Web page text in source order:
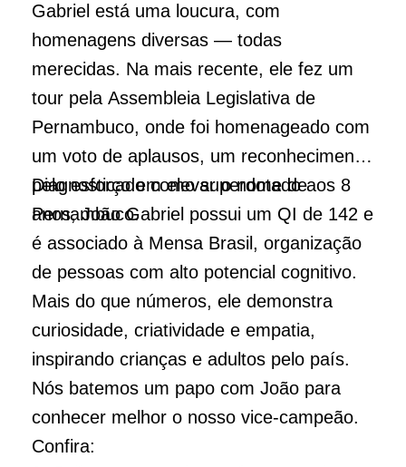
Gabriel está uma loucura, com
homenagens diversas — todas
merecidas. Na mais recente, ele fez um
tour pela Assembleia Legislativa de
Pernambuco, onde foi homenageado com
um voto de aplausos, um reconhecimento
pelo esforço em elevar o nome de
Pernambuco.
Diagnosticado como superdotado aos 8
anos, João Gabriel possui um QI de 142 e
é associado à Mensa Brasil, organização
de pessoas com alto potencial cognitivo.
Mais do que números, ele demonstra
curiosidade, criatividade e empatia,
inspirando crianças e adultos pelo país.
Nós batemos um papo com João para
conhecer melhor o nosso vice-campeão.
Confira: